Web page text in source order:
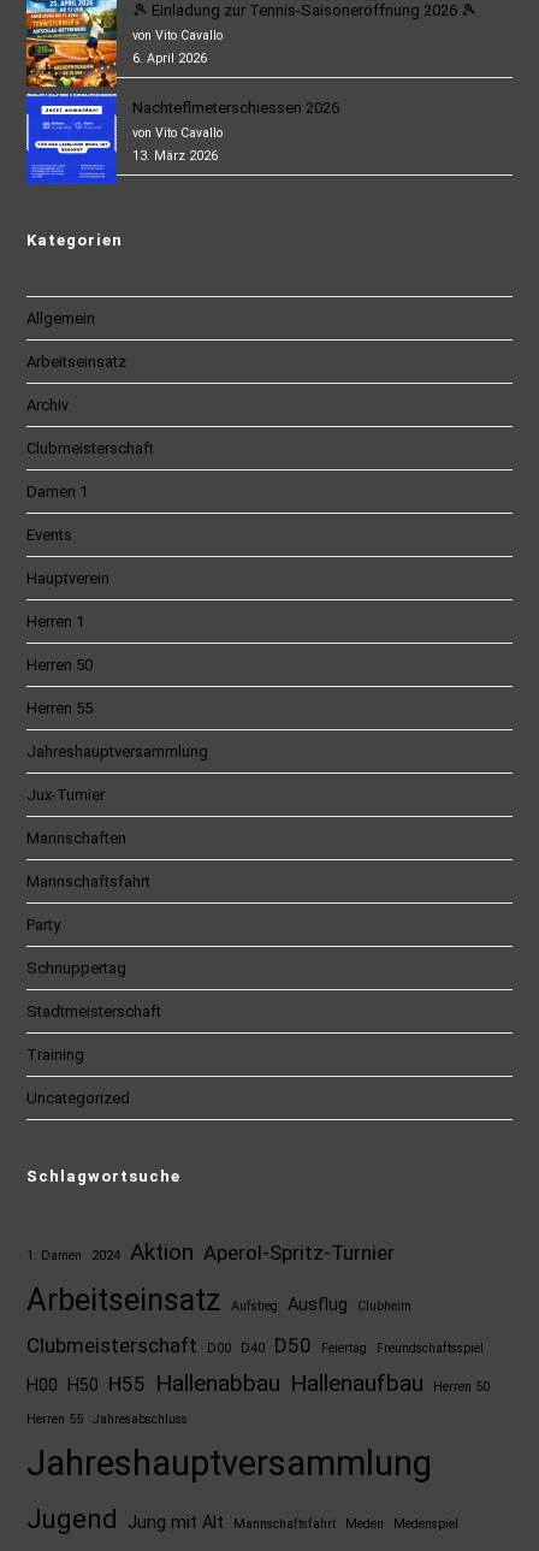
🎾 Einladung zur Tennis-Saisoneröffnung 2026 🎾
von Vito Cavallo
6. April 2026
Nachteflmeterschiessen 2026
von Vito Cavallo
13. März 2026
Kategorien
Allgemein
Arbeitseinsatz
Archiv
Clubmeisterschaft
Damen 1
Events
Hauptverein
Herren 1
Herren 50
Herren 55
Jahreshauptversammlung
Jux-Turnier
Mannschaften
Mannschaftsfahrt
Party
Schnuppertag
Stadtmeisterschaft
Training
Uncategorized
Schlagwortsuche
1. Damen 2024 Aktion Aperol-Spritz-Turnier
Arbeitseinsatz Aufstieg Ausflug Clubheim
Clubmeisterschaft D00 D40 D50 Feiertag Freundschaftsspiel
H00 H50 H55 Hallenabbau Hallenaufbau Herren 50
Herren 55 Jahresabschluss
Jahreshauptversammlung
Jugend Jung mit Alt Mannschaftsfahrt Meden Medenspiel